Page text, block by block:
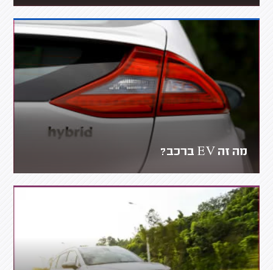
מה זה EV ברכב?